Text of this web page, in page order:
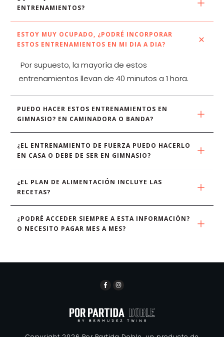
ENTRENAMIENTOS?
ESTOY MUY OCUPADO, ¿PODRÉ INCORPORAR
ESTOS ENTRENAMIENTOS EN MI DIA A DIA?
Por supuesto, la mayoría de estos
entrenamientos llevan de 40 minutos a 1 hora.
PUEDO HACER ESTOS ENTRENAMIENTOS EN
GIMNASIO? EN CAMINADORA O BANDA?
¿EL ENTRENAMIENTO DE FUERZA PUEDO HACERLO
EN CASA O DEBE DE SER EN GIMNASIO?
¿EL PLAN DE ALIMENTACIÓN INCLUYE LAS
RECETAS?
¿PODRÉ ACCEDER SIEMPRE A ESTA INFORMACIÓN?
O NECESITO PAGAR MES A MES?